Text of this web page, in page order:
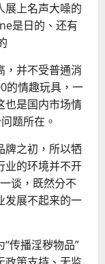
展上名声大噪的
是日的、还有
，并不受普通消
的情趣玩具，一
也是国内市场情
题所在。
牌之初，所以牺
业的环境并不开
谈，既然分不
发展不起来的一
传播淫秽物品”